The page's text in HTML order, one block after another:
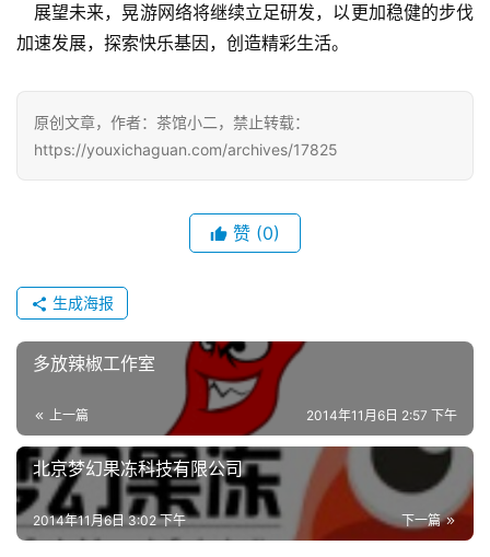
休
戏
2
第
十
三
届
茶
奖
展望未来，晃游网络将继续立足研发，以更加稳健的步伐
加速发展，探索快乐基因，创造精彩生活。
原创文章，作者：茶馆小二，禁止转载：
https://youxichaguan.com/archives/17825
赞 (0)
生成海报
多放辣椒工作室
上一篇 2014年11月6日 2:57 下午
北京梦幻果冻科技有限公司
下一篇
2014年11月6日 3:02 下午